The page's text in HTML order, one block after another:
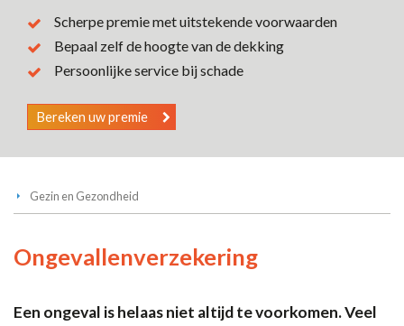
Scherpe premie met uitstekende voorwaarden
Bepaal zelf de hoogte van de dekking
Persoonlijke service bij schade
Bereken uw premie
Gezin en Gezondheid
Ongevallenverzekering
Een ongeval is helaas niet altijd te voorkomen. Veel